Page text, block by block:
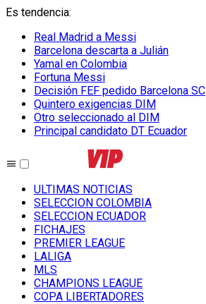
Es tendencia:
Real Madrid a Messi
Barcelona descarta a Julián
Yamal en Colombia
Fortuna Messi
Decisión FEF pedido Barcelona SC
Quintero exigencias DIM
Otro seleccionado al DIM
Principal candidato DT Ecuador
ULTIMAS NOTICIAS
SELECCION COLOMBIA
SELECCION ECUADOR
FICHAJES
PREMIER LEAGUE
LALIGA
MLS
CHAMPIONS LEAGUE
COPA LIBERTADORES